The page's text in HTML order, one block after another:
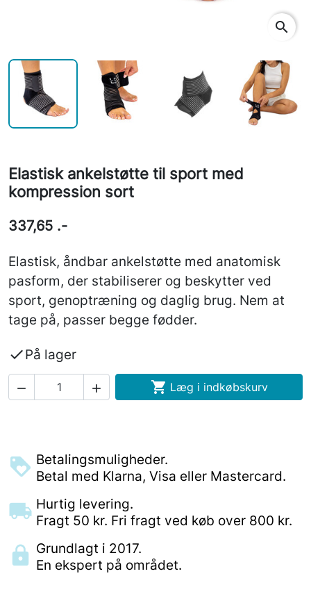
search
Elastisk ankelstøtte til sport med
kompression sort
337,65 .-
Elastisk, åndbar ankelstøtte med anatomisk
pasform, der stabiliserer og beskytter ved
sport, genoptræning og daglig brug. Nem at
tage på, passer begge fødder.
På lager
   Læg i indkøbskurv
Betalingsmuligheder.
Betal med Klarna, Visa eller Mastercard.
Hurtig levering.
Fragt 50 kr. Fri fragt ved køb over 800 kr.
Grundlagt i 2017.
En ekspert på området.